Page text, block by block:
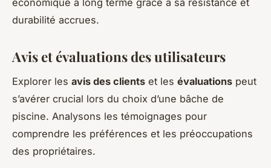
économique à long terme grâce à sa résistance et
durabilité accrues.
Avis et évaluations des utilisateurs
Explorer les avis des clients et les évaluations peut
s’avérer crucial lors du choix d’une bâche de
piscine. Analysons les témoignages pour
comprendre les préférences et les préoccupations
des propriétaires.